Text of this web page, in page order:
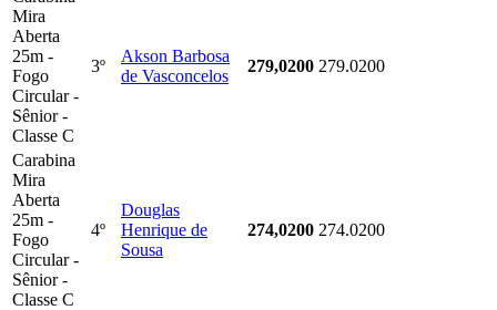
Mira
Aberta
25m -
Fogo
Circular -
Sênior -
Classe C
3º
Akson Barbosa
de Vasconcelos
279,0200 279.0200
Carabina
Mira
Aberta
25m -
Fogo
Circular -
Sênior -
Classe C
4º
Douglas
Henrique de
Sousa
274,0200 274.0200